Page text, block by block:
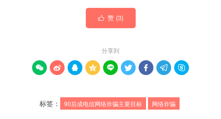
 赞 (3)
分享到
        
标签： 90后成电信网络诈骗主要目标 网络诈骗